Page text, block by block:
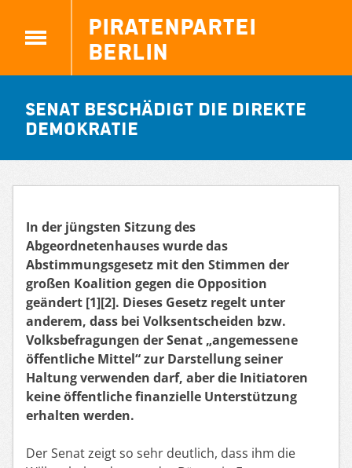
Piratenpartei
Berlin
Senat beschädigt die direkte
Demokratie
In der jüngsten Sitzung des
Abgeordnetenhauses wurde das
Abstimmungsgesetz mit den Stimmen der
großen Koalition gegen die Opposition
geändert [1][2]. Dieses Gesetz regelt unter
anderem, dass bei Volksentscheiden bzw.
Volksbefragungen der Senat „angemessene
öffentliche Mittel“ zur Darstellung seiner
Haltung verwenden darf, aber die Initiatoren
keine öffentliche finanzielle Unterstützung
erhalten werden.
Der Senat zeigt so sehr deutlich, dass ihm die